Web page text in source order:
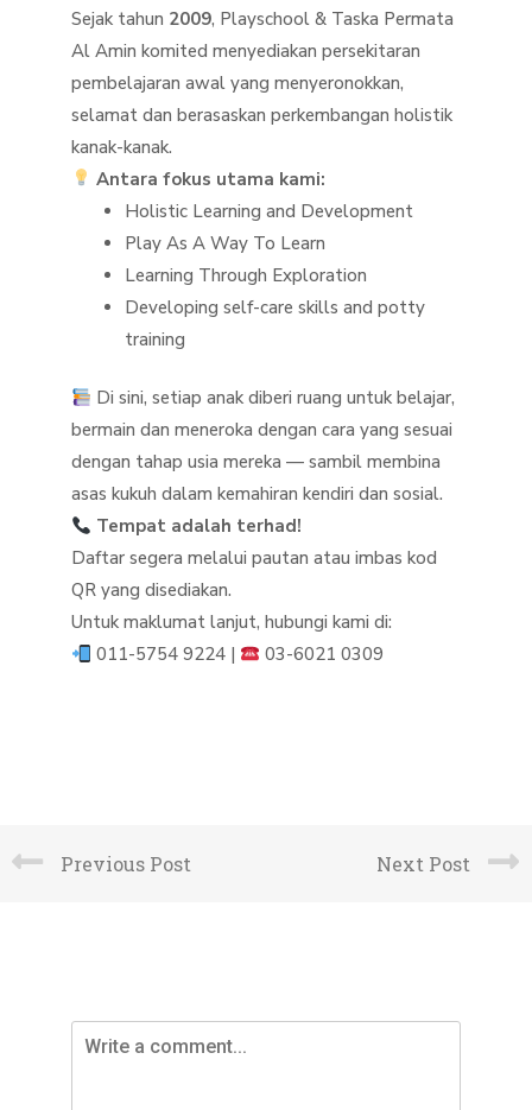
Sejak tahun 2009, Playschool & Taska Permata
Al Amin komited menyediakan persekitaran
pembelajaran awal yang menyeronokkan,
selamat dan berasaskan perkembangan holistik
kanak-kanak.
Antara fokus utama kami:
Holistic Learning and Development
Play As A Way To Learn
Learning Through Exploration
Developing self-care skills and potty
training
Di sini, setiap anak diberi ruang untuk belajar,
bermain dan meneroka dengan cara yang sesuai
dengan tahap usia mereka — sambil membina
asas kukuh dalam kemahiran kendiri dan sosial.
Tempat adalah terhad!
Daftar segera melalui pautan atau imbas kod
QR yang disediakan.
Untuk maklumat lanjut, hubungi kami di:
011-5754 9224 |
03-6021 0309
Previous Post Next Post